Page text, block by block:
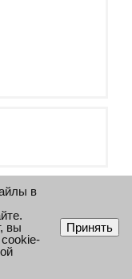
в
вы
Принять